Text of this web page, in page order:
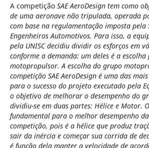
A competição SAE AeroDesign tem como
de uma aeronave não tripulada, operada
com base na regulamentação imposta pela
Engenheiros Automotivos. Para isso, a
pela UNISC decidiu dividir os esforços em
conforme a demanda: um deles é a
motopropulsor. A escolha do grupo
competição SAE AeroDesign é uma das
para o sucesso do projeto executado pela
o objetivo de melhorar o desempenho do
dividiu-se em duas partes: Hélice e Motor.
fundamental para o melhor desempenho
competição, pois é a hélice que produz
sair da inércia e começar sua corrida de
é função dela manter a velocidade de